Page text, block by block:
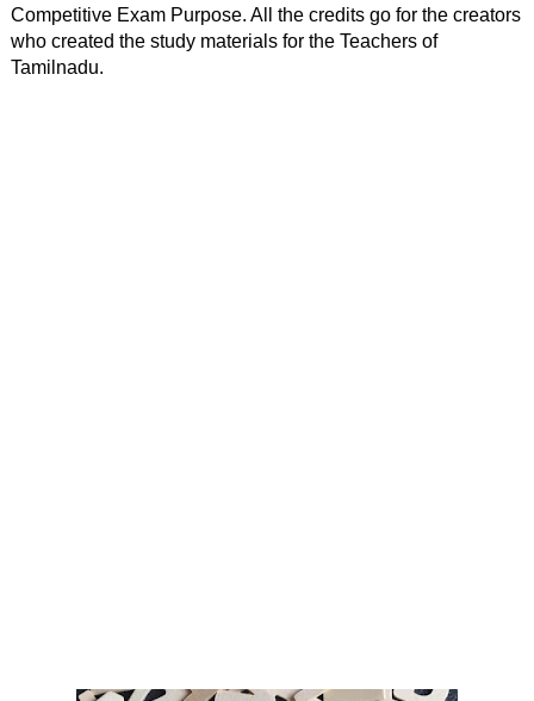
Competitive Exam Purpose. All the credits go for the creators
who created the study materials for the Teachers of
Tamilnadu.